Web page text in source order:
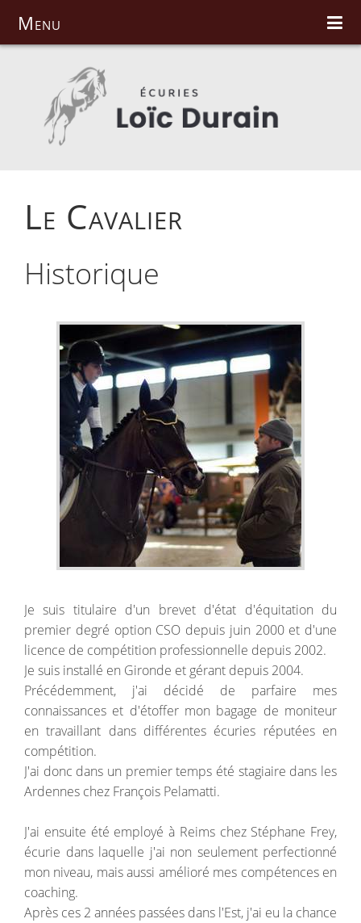
Les Prestations
Les Chevaux
Menu
Le Cavalier
Historique
Je suis titulaire d'un brevet d'état d'équitation du
premier degré option CSO depuis juin 2000 et d'une
licence de compétition professionnelle depuis 2002.
Je suis installé en Gironde et gérant depuis 2004.
Précédemment, j'ai décidé de parfaire mes
connaissances et d'étoffer mon bagage de moniteur
en travaillant dans différentes écuries réputées en
compétition.
J'ai donc dans un premier temps été stagiaire dans les
Ardennes chez François Pelamatti.
J'ai ensuite été employé à Reims chez Stéphane Frey,
écurie dans laquelle j'ai non seulement perfectionné
mon niveau, mais aussi amélioré mes compétences en
coaching.
Après ces 2 années passées dans l'Est, j'ai eu la chance